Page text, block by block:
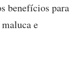
benefícios para
e